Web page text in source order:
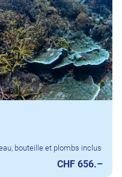
bouteille et plombs inclus
CHF 656.–